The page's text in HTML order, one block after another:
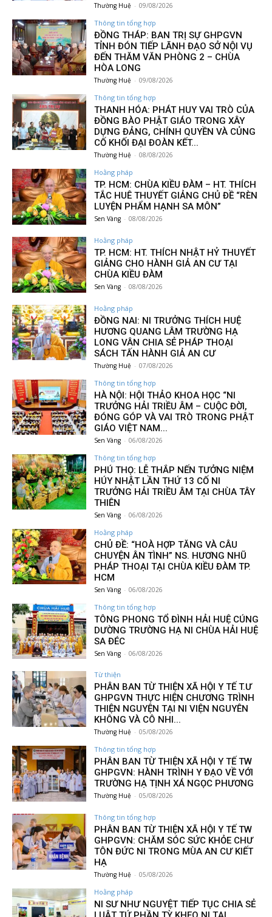
Thường Huệ - 09/08/2026
Thông tin tổng hợp
ĐỒNG THÁP: BAN TRỊ SỰ GHPGVN
TỈNH ĐÓN TIẾP LÃNH ĐẠO SỞ NỘI VỤ
ĐẾN THĂM VĂN PHÒNG 2 – CHÙA
HÒA LONG
Thường Huệ - 09/08/2026
Thông tin tổng hợp
THANH HÓA: PHÁT HUY VAI TRÒ CỦA
ĐỒNG BÀO PHẬT GIÁO TRONG XÂY
DỰNG ĐẢNG, CHÍNH QUYỀN VÀ CỦNG
CỐ KHỐI ĐẠI ĐOÀN KẾT...
Thường Huệ - 08/08/2026
Hoằng pháp
TP. HCM: CHÙA KIỀU ĐÀM – HT. THÍCH
TẮC HUÊ THUYẾT GIẢNG CHỦ ĐỀ “RÈN
LUYỆN PHẨM HẠNH SA MÔN”
Sen Vàng - 08/08/2026
Hoằng pháp
TP. HCM: HT. THÍCH NHẬT HỶ THUYẾT
GIẢNG CHO HÀNH GIẢ AN CƯ TẠI
CHÙA KIỀU ĐÀM
Sen Vàng - 08/08/2026
Hoằng pháp
ĐỒNG NAI: NI TRƯỞNG THÍCH HUỆ
HƯƠNG QUANG LÂM TRƯỜNG HẠ
LONG VÂN CHIA SẺ PHÁP THOẠI
SÁCH TẤN HÀNH GIẢ AN CƯ
Thường Huệ - 07/08/2026
Thông tin tổng hợp
HÀ NỘI: HỘI THẢO KHOA HỌC “NI
TRƯỞNG HẢI TRIỀU ÂM – CUỘC ĐỜI,
ĐÓNG GÓP VÀ VAI TRÒ TRONG PHẬT
GIÁO VIỆT NAM...
Sen Vàng - 06/08/2026
Thông tin tổng hợp
PHÚ THỌ: LỄ THẮP NẾN TƯỞNG NIỆM
HÚY NHẬT LẦN THỨ 13 CỐ NI
TRƯỞNG HẢI TRIỀU ÂM TẠI CHÙA TÂY
THIÊN
Sen Vàng - 06/08/2026
Hoằng pháp
CHỦ ĐỀ: “HOÀ HỢP TĂNG VÀ CÂU
CHUYỆN ÂN TÌNH” NS. HƯƠNG NHŨ
PHÁP THOẠI TẠI CHÙA KIỀU ĐÀM TP.
HCM
Sen Vàng - 06/08/2026
Thông tin tổng hợp
TÔNG PHONG TỔ ĐÌNH HẢI HUỆ CÚNG
DƯỜNG TRƯỜNG HẠ NI CHÙA HẢI HUỆ
SA ĐÉC
Sen Vàng - 06/08/2026
Từ thiện
PHÂN BAN TỪ THIỆN XÃ HỘI Y TẾ T.Ư
GHPGVN THỰC HIỆN CHƯƠNG TRÌNH
THIỆN NGUYỆN TẠI NI VIỆN NGUYÊN
KHÔNG VÀ CÔ NHI...
Thường Huệ - 05/08/2026
Thông tin tổng hợp
PHÂN BAN TỪ THIỆN XÃ HỘI Y TẾ TW
GHPGVN: HÀNH TRÌNH Y ĐẠO VỀ VỚI
TRƯỜNG HẠ TỊNH XÁ NGỌC PHƯƠNG
Thường Huệ - 05/08/2026
Thông tin tổng hợp
PHÂN BAN TỪ THIỆN XÃ HỘI Y TẾ TW
GHPGVN: CHĂM SÓC SỨC KHỎE CHƯ
TÔN ĐỨC NI TRONG MÙA AN CƯ KIẾT
HẠ
Thường Huệ - 05/08/2026
Hoằng pháp
NI SƯ NHƯ NGUYỆT TIẾP TỤC CHIA SẺ